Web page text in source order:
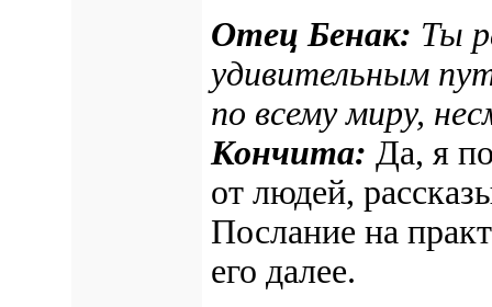
Отец Бенак: Ты
удивительным
по всему миру,
Кончита: Да, я
от людей,
Послание на
его далее.